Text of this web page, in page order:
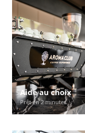
Aide au choix
Prêt en 2 minutes